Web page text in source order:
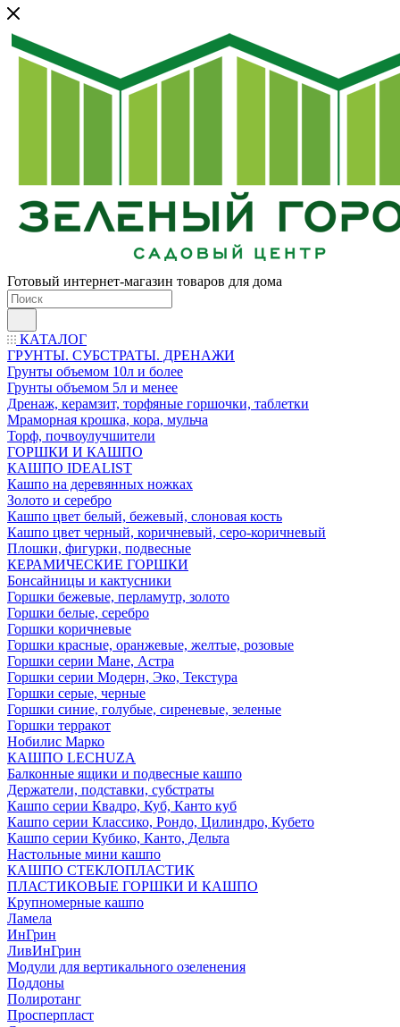
Готовый интернет-магазин товаров для дома
КАТАЛОГ
ГРУНТЫ. СУБСТРАТЫ. ДРЕНАЖИ
Грунты объемом 10л и более
Грунты объемом 5л и менее
Дренаж, керамзит, торфяные горшочки, таблетки
Мраморная крошка, кора, мульча
Торф, почвоулучшители
ГОРШКИ И КАШПО
КАШПО IDEALIST
Кашпо на деревянных ножках
Золото и серебро
Кашпо цвет белый, бежевый, слоновая кость
Кашпо цвет черный, коричневый, серо-коричневый
Плошки, фигурки, подвесные
КЕРАМИЧЕСКИЕ ГОРШКИ
Бонсайницы и кактусники
Горшки бежевые, перламутр, золото
Горшки белые, серебро
Горшки коричневые
Горшки красные, оранжевые, желтые, розовые
Горшки серии Мане, Астра
Горшки серии Модерн, Эко, Текстура
Горшки серые, черные
Горшки синие, голубые, сиреневые, зеленые
Горшки терракот
Нобилис Марко
КАШПО LECHUZA
Балконные ящики и подвесные кашпо
Держатели, подставки, субстраты
Кашпо серии Квадро, Куб, Канто куб
Кашпо серии Классико, Рондо, Цилиндро, Кубето
Кашпо серии Кубико, Канто, Дельта
Настольные мини кашпо
КАШПО СТЕКЛОПЛАСТИК
ПЛАСТИКОВЫЕ ГОРШКИ И КАШПО
Крупномерные кашпо
Ламела
ИнГрин
ЛивИнГрин
Модули для вертикального озеленения
Поддоны
Полиротанг
Просперпласт